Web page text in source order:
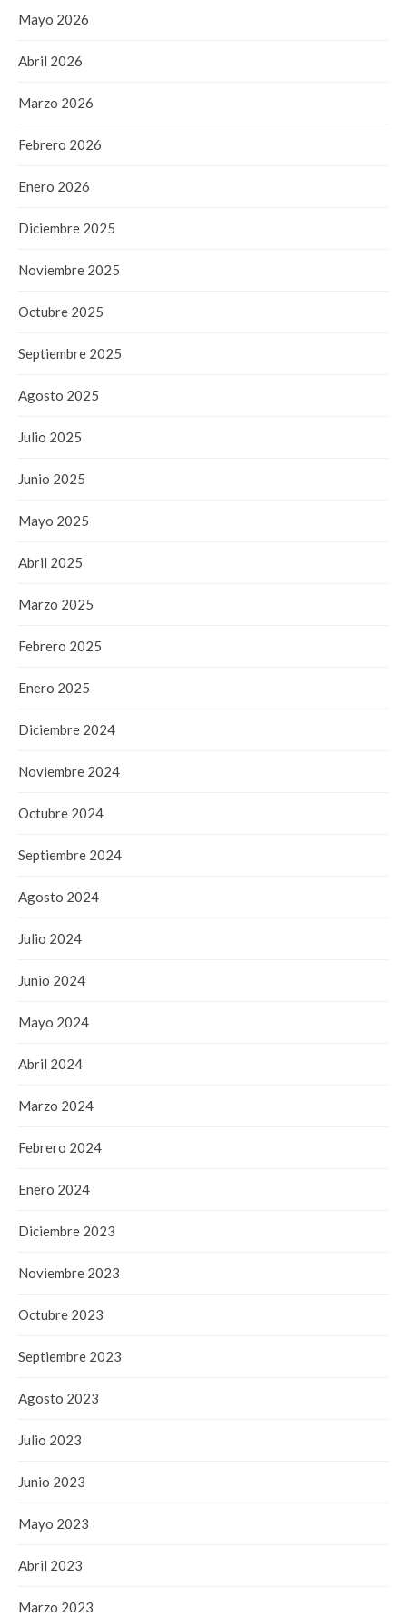
Mayo 2026
Abril 2026
Marzo 2026
Febrero 2026
Enero 2026
Diciembre 2025
Noviembre 2025
Octubre 2025
Septiembre 2025
Agosto 2025
Julio 2025
Junio 2025
Mayo 2025
Abril 2025
Marzo 2025
Febrero 2025
Enero 2025
Diciembre 2024
Noviembre 2024
Octubre 2024
Septiembre 2024
Agosto 2024
Julio 2024
Junio 2024
Mayo 2024
Abril 2024
Marzo 2024
Febrero 2024
Enero 2024
Diciembre 2023
Noviembre 2023
Octubre 2023
Septiembre 2023
Agosto 2023
Julio 2023
Junio 2023
Mayo 2023
Abril 2023
Marzo 2023